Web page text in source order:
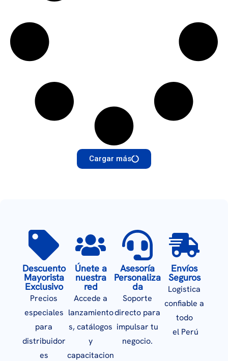
Cargar más
Descuento
Mayorista
Exclusivo
Precios
especiales
para
distribuidor
es
Únete a
nuestra
red
Accede a
lanzamiento
s, catálogos
y
capacitacion
Asesoría
Personaliza
da
Soporte
directo para
impulsar tu
negocio.
Envíos
Seguros
Logistica
confiable a
todo
el Perú